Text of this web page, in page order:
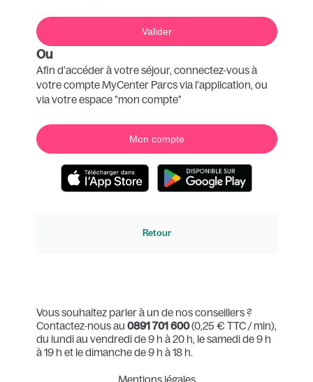
Valider
Ou
Afin d’accéder à votre séjour, connectez-vous à
votre compte MyCenter Parcs via l’application, ou
via votre espace "mon compte"
Mon compte
Retour
Vous souhaitez parler à un de nos conseillers ?
Contactez-nous au 0891 701 600(0,25 € TTC / min),
du lundi au vendredi de 9 h à 20 h, le samedi de 9 h
à 19 h et le dimanche de 9 h à 18 h.
Mentions légales